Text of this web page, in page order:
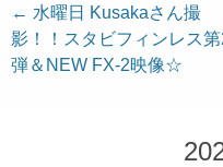
投
稿
ナ
← 水曜日 Kusakaさん撮
影！！スタビフィンレス第
弾＆NEW FX-2映像☆